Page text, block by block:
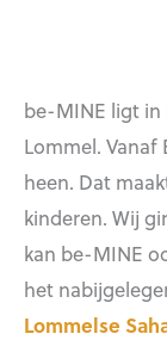
be-MINE ligt in
Lommel.
heen. Dat
kinderen. Wij
kan be-MINE
het
Lommelse